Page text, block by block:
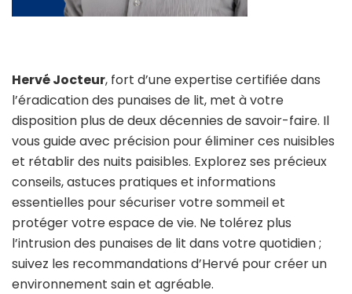
Hervé Jocteur, fort d’une expertise certifiée dans
l’éradication des punaises de lit, met à votre
disposition plus de deux décennies de savoir-faire. Il
vous guide avec précision pour éliminer ces nuisibles
et rétablir des nuits paisibles. Explorez ses précieux
conseils, astuces pratiques et informations
essentielles pour sécuriser votre sommeil et
protéger votre espace de vie. Ne tolérez plus
l’intrusion des punaises de lit dans votre quotidien ;
suivez les recommandations d’Hervé pour créer un
environnement sain et agréable.